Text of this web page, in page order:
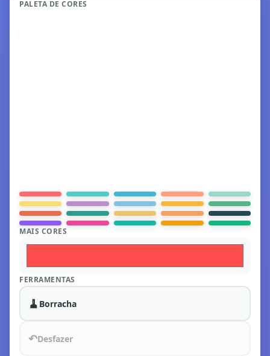
PALETA DE CORES
MAIS CORES
FERRAMENTAS
🧹 Borracha
↶Desfazer